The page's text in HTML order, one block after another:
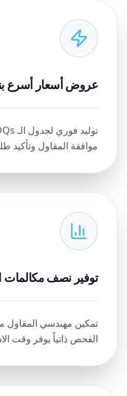
عروض أسعار أسرع
موافقة المقاول وتأكيد
توفير نصف مكالمات
تمكين مهندسي المقاول
الفحص ذاتياً يوفر وقت